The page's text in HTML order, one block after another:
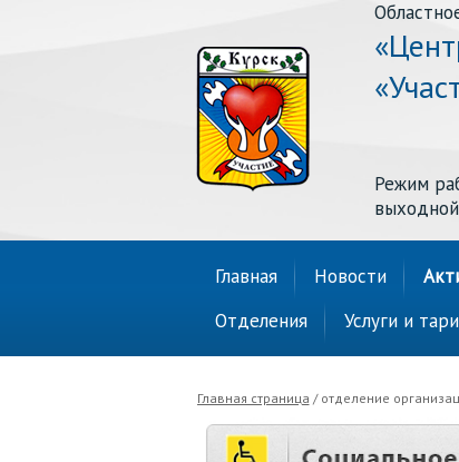
Режим
Главная Новости
Отделения
Услуги и
Главная страница / отделение